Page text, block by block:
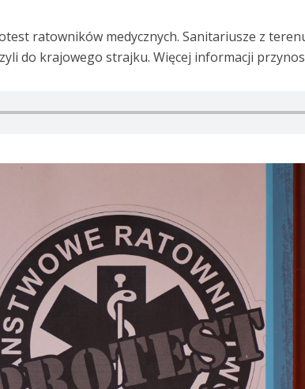
ratowników medycznych. Sanitariusze z
do krajowego strajku. Więcej informacji